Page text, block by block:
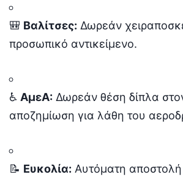
🎒 Βαλίτσες: Δωρεάν
προσωπικό αντικείμενο.
♿ ΑμεΑ: Δωρεάν θέση δίπλα
αποζημίωση για λάθη του
📝 Ευκολία: Αυτόματη